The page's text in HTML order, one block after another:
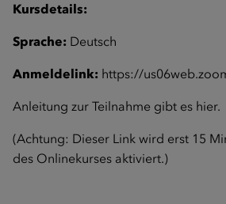
Kursdetails:
Sprache: Deutsch
Anmeldelink: https://
Anleitung zur Teilnahme gibt es hier.
(Achtung: Dieser Link wird erst 15
des Onlinekurses aktiviert.)